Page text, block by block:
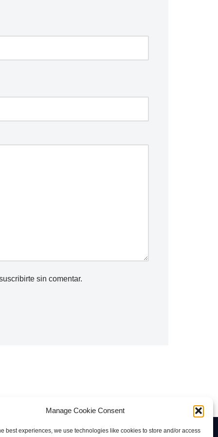
Manage Cookie Consent
best experiences, we use technologies like cookies to store and/or access
sin comentar.